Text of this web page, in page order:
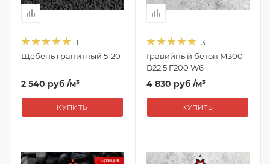
1
Щебень гранитный 5-20
2 540 руб /м³
КУПИТЬ
3
Гравийный бетон М300
B22,5 F200 W6
4 830 руб /м³
КУПИТЬ